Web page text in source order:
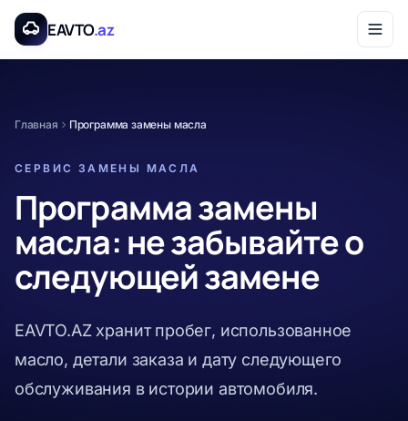
Перейти к основному содержанию
EAVTO.az
Главная Программа замены масла
СЕРВИС ЗАМЕНЫ МАСЛА
Программа замены
масла: не забывайте о
следующей замене
EAVTO.AZ хранит пробег, использованное
масло, детали заказа и дату следующего
обслуживания в истории автомобиля.